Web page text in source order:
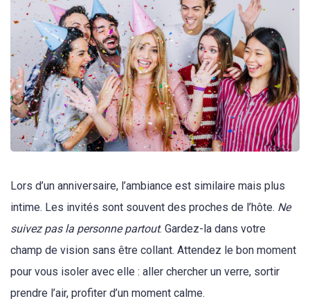
Lors d’un anniversaire, l’ambiance est similaire mais plus
intime. Les invités sont souvent des proches de l’hôte. Ne
suivez pas la personne partout. Gardez-la dans votre
champ de vision sans être collant. Attendez le bon moment
pour vous isoler avec elle : aller chercher un verre, sortir
prendre l’air, profiter d’un moment calme.